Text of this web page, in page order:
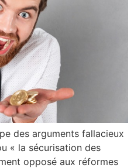
des arguments fallacieux
« la sécurisation des
opposé aux réformes